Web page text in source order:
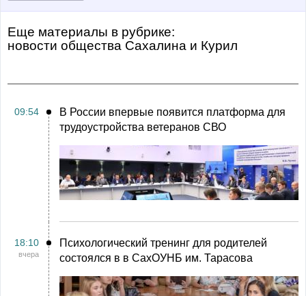
Еще материалы в рубрике:
Новости общества Сахалина и Курил
09:54
В России впервые появится платформа для
трудоустройства ветеранов СВО
18:10
вчера
Психологический тренинг для родителей
состоялся в в СахОУНБ им. Тарасова